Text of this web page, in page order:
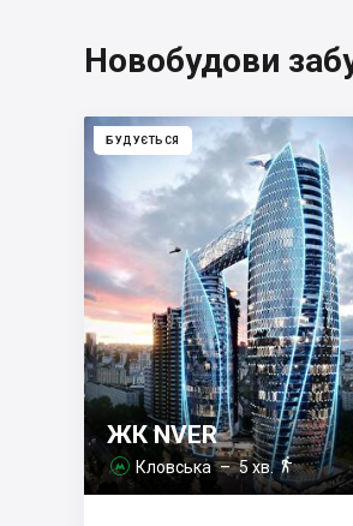
Новобудови
БУДУЄТЬСЯ
ЖК NVER
 Кловська– 5 хв.